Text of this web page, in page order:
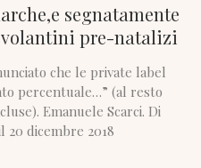
segnatamente
volantini pre-natalizi
che le private label
percentuale…” (al resto
Emanuele Scarci. Di
20 dicembre 2018